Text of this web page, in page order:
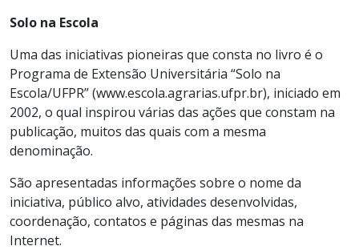
Solo na Escola
Uma das iniciativas pioneiras que consta no livro é o
Programa de Extensão Universitária “Solo na
Escola/UFPR” (www.escola.agrarias.ufpr.br), iniciado em
2002, o qual inspirou várias das ações que constam na
publicação, muitos das quais com a mesma
denominação.
São apresentadas informações sobre o nome da
iniciativa, público alvo, atividades desenvolvidas,
coordenação, contatos e páginas das mesmas na
Internet.